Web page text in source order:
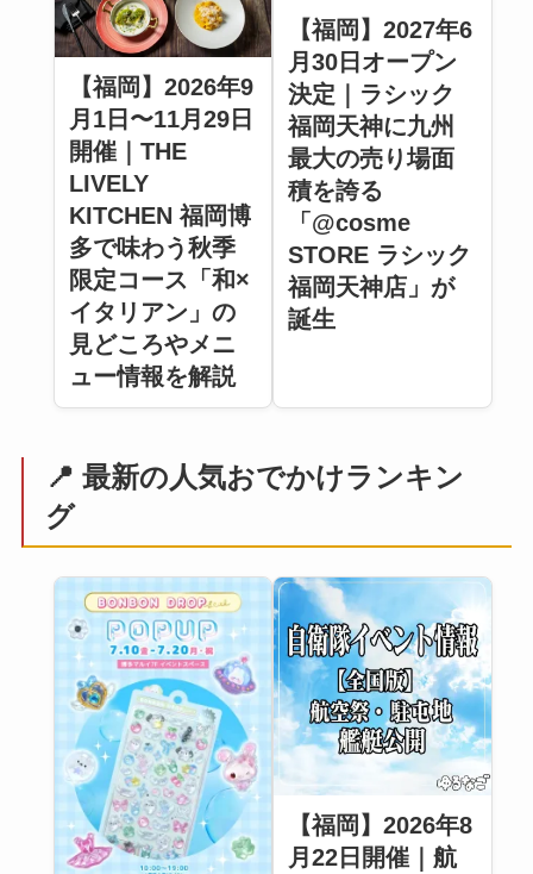
【福岡】2026年9
月1日〜11月29日
開催｜THE
LIVELY
KITCHEN 福岡博
多で味わう秋季
限定コース「和×
イタリアン」の
見どころやメニ
ュー情報を解説
【福岡】2027年6
月30日オープン
決定｜ラシック
福岡天神に九州
最大の売り場面
積を誇る
「@cosme
STORE ラシック
福岡天神店」が
誕生
📍 最新の人気おでかけランキン
グ
【福岡】2026年8
月22日開催｜航